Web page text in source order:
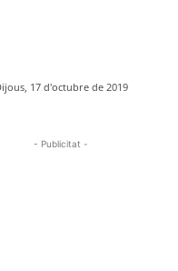
17 d'octubre de 2019
- Publicitat -